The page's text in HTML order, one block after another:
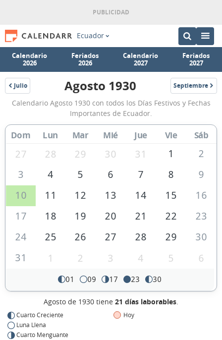
Ecuador
Calendario
2026
Feriados
2026
Calendario
2027
Feriados
2027
Julio
1930
Calendario
Agosto
1930
de
Ecuador
Agosto 1930 Septiembre
1930
Calendario Agosto 1930 con todos los Días Festivos y Fechas
Importantes de Ecuador.
Dom Lun Mar Mié Jue Vie Sáb
27 28 29 30 31 1
2
3
4 5 6 7 8
9
10
11 12 13 14 15
16
17
18 19 20 21 22
23
24
25 26 27 28 29
30
31
1 2 3 4 5 6
01 09 17 23 30
Agosto de 1930 tiene 21 días laborables.
Cuarto Creciente
Luna Llena
Cuarto Menguante
Hoy